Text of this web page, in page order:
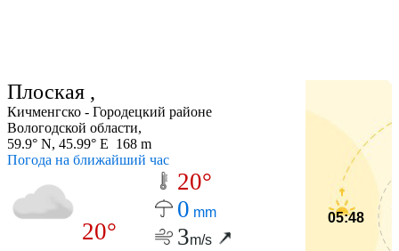
Плоская ,
Кичменгско - Городецкий районе
Вологодской области,
59.9° N, 45.99° E 168 m
Погода на ближайший час
20°
20°
0 mm
3m/s
05:48